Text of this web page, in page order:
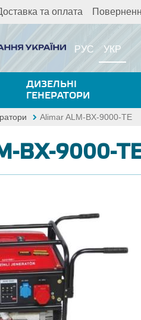
та оплата
РУС УКР
ДИЗЕЛЬНІ
ГЕНЕРАТОРИ
Alimar ALM-BX-9000-TE
BX-9000-